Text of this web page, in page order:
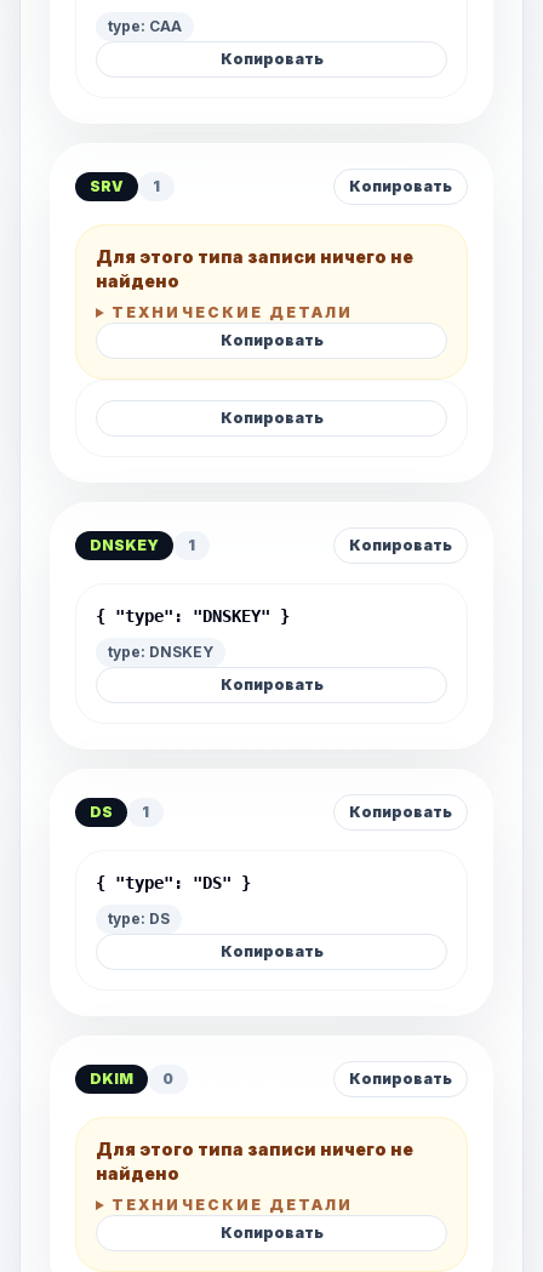
type: CAA
Копировать
SRV 1 Копировать
Для этого типа записи ничего не
найдено
ТЕХНИЧЕСКИЕ ДЕТАЛИ
Копировать
Копировать
DNSKEY 1 Копировать
{ "type": "DNSKEY" }
type: DNSKEY
Копировать
DS 1 Копировать
{ "type": "DS" }
type: DS
Копировать
DKIM 0 Копировать
Для этого типа записи ничего не
найдено
ТЕХНИЧЕСКИЕ ДЕТАЛИ
Копировать